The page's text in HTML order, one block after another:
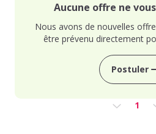
Aucune offre ne vous
Nous avons de nouvelles
être prévenu directement
Postuler
1